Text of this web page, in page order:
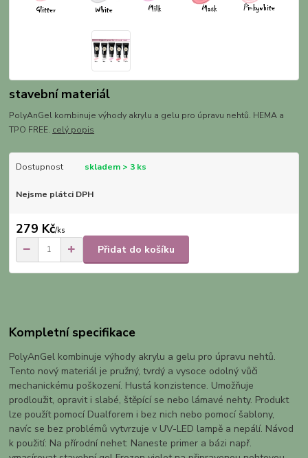
stavební materiál
PolyAnGel kombinuje výhody akrylu a gelu pro úpravu nehtů. HEMA a
TPO FREE. celý popis
Dostupnost skladem > 3 ks
Nejsme plátci DPH
279 Kč/ks
Přidat do košíku
Kompletní specifikace
PolyAnGel kombinuje výhody akrylu a gelu pro úpravu nehtů.
Tento nový materiál je pružný, tvrdý a vysoce odolný vůči
mechanickému poškození. Hustá konzistence. Umožňuje
prodloužit, opravit i slabé, štěpící se nebo lámavé nehty. Produkt
lze použít pomocí Dualforem i bez nich nebo pomocí šablony,
navíc se bez problémů vytvrzuje v UV-LED lampě a nepálí. Návod
k použití: Na přírodní nehet: Naneste primer a bázi např.